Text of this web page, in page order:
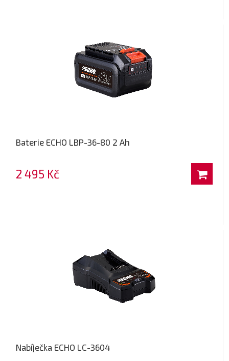
Baterie ECHO LBP-36-80 2 Ah
2 495 Kč
Nabíječka ECHO LC-3604